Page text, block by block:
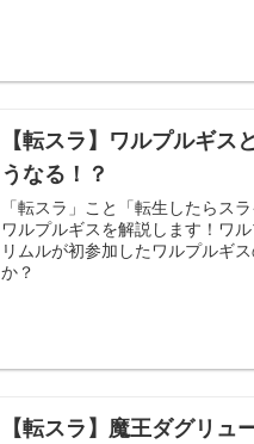
【転スラ】ワルプルギス
うなる！？
「転スラ」こと「転生したらス
ワルプルギスを解説します！ワ
リムルが初参加したワルプルギ
か？
【転スラ】魔王ダグリュ